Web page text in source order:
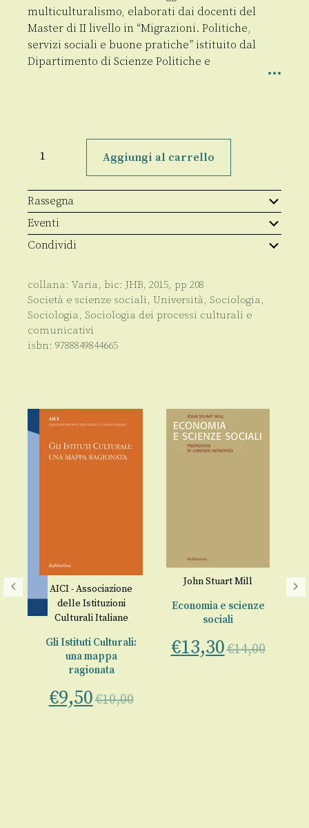
multiculturalismo, elaborati dai docenti del
Master di II livello in “Migrazioni. Politiche,
servizi sociali e buone pratiche” istituito dal
Dipartimento di Scienze Politiche e
sfide
multiculturalismo
quantità
Aggiungi al carrello
Rassegna
Eventi
Condividi
collana: Varia, bic: JHB, 2015, pp 208
Società e scienze sociali, Università, Sociologia,
Sociologia, Sociologia dei processi culturali e
comunicativi
isbn: 9788849844665
AICI - Associazione
delle Istituzioni
Culturali Italiane
Gli Istituti Culturali:
una mappa
ragionata
€9,50€10,00
John Stuart Mill
Economia e scienze
sociali
€13,30€14,00